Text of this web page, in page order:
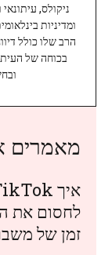
ומדיניות
הרב שלו כולל
בכוחה של
מאמרים
לחסום את
זמן של